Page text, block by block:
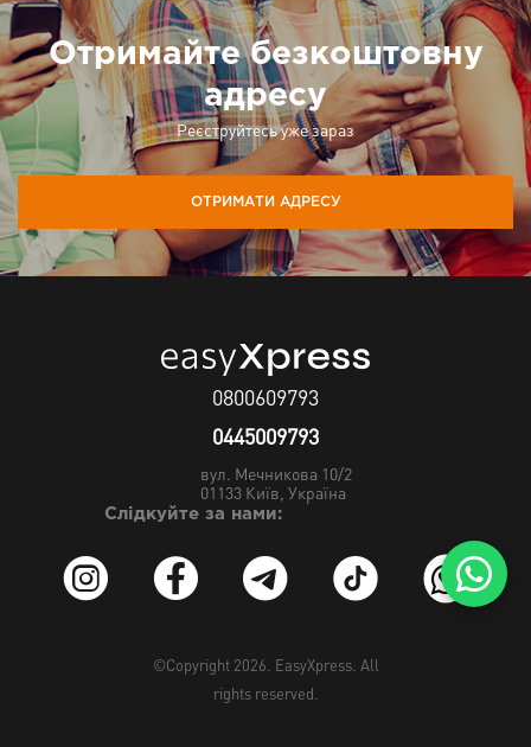
Отримайте безкоштовну
адресу
Реєструйтесь уже зараз
ОТРИМАТИ АДРЕСУ
0800609793
0445009793
вул. Мечникова 10/2
01133 Київ, Україна
Слідкуйте за нами:
©Copyright 2026. EasyXpress. All
rights reserved.